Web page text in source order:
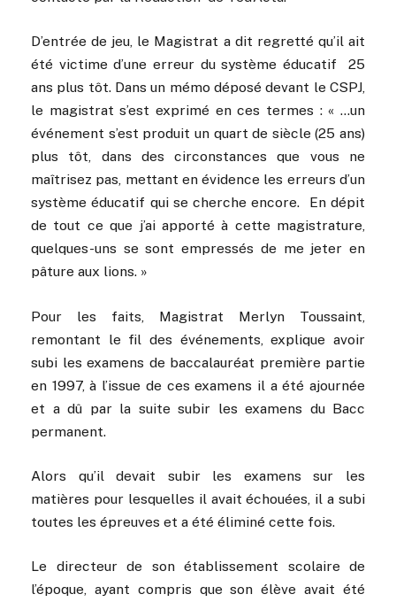
D’entrée de jeu, le Magistrat a dit regretté qu’il ait
été victime d’une erreur du système éducatif 25
ans plus tôt. Dans un mémo déposé devant le CSPJ,
le magistrat s’est exprimé en ces termes : « …un
événement s’est produit un quart de siècle (25 ans)
plus tôt, dans des circonstances que vous ne
maîtrisez pas, mettant en évidence les erreurs d’un
système éducatif qui se cherche encore. En dépit
de tout ce que j’ai apporté à cette magistrature,
quelques-uns se sont empressés de me jeter en
pâture aux lions. »
Pour les faits, Magistrat Merlyn Toussaint,
remontant le fil des événements, explique avoir
subi les examens de baccalauréat première partie
en 1997, à l’issue de ces examens il a été ajournée
et a dû par la suite subir les examens du Bacc
permanent.
Alors qu’il devait subir les examens sur les
matières pour lesquelles il avait échouées, il a subi
toutes les épreuves et a été éliminé cette fois.
Le directeur de son établissement scolaire de
l’époque, ayant compris que son élève avait été